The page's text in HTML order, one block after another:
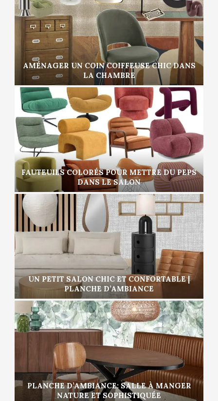
AMÉNAGER UN COIN COIFFEUSE CHIC DANS
LA CHAMBRE
FAUTEUILS COLORÉS POUR METTRE DU PEPS
DANS LE SALON
UN PETIT SALON CHIC ET CONFORTABLE |
PLANCHE D’AMBIANCE
PLANCHE D’AMBIANCE: SALLE À MANGER
NATURE ET SOPHISTIQUÉE